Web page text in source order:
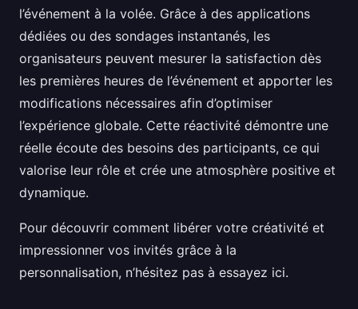
l’événement à la volée. Grâce à des applications
dédiées ou des sondages instantanés, les
organisateurs peuvent mesurer la satisfaction dès
les premières heures de l’événement et apporter les
modifications nécessaires afin d’optimiser
l’expérience globale. Cette réactivité démontre une
réelle écoute des besoins des participants, ce qui
valorise leur rôle et crée une atmosphère positive et
dynamique.
Pour découvrir comment libérer votre créativité et
impressionner vos invités grâce à la
personnalisation, n’hésitez pas à essayez ici.